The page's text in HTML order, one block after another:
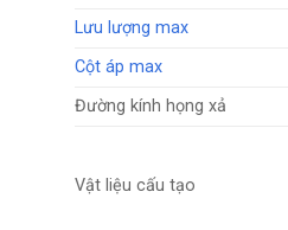
Lưu lượng max
Cột áp max
Đường kính họng xả
Vật liệu cấu tạo